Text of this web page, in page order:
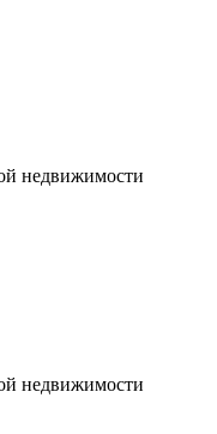
недвижимости
недвижимости